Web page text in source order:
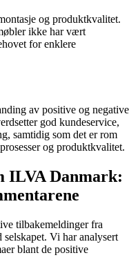
og produktkvalitet.
ikke har vært
for enklere
av positive og negative
god kundeservice,
samtidig som det er rom
og produktkvalitet.
ILVA Danmark:
tilbakemeldinger fra
selskapet. Vi har analysert
blant de positive